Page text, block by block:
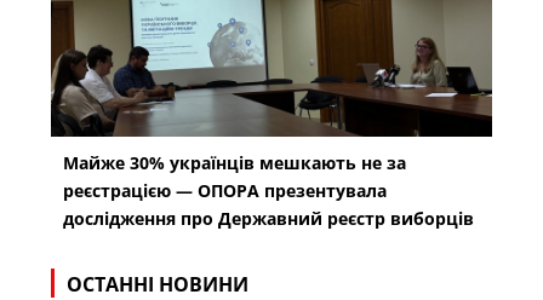
Майже 30% українців мешкають не за
реєстрацією — ОПОРА презентувала
дослідження про Державний реєстр виборців
ОСТАННІ НОВИНИ